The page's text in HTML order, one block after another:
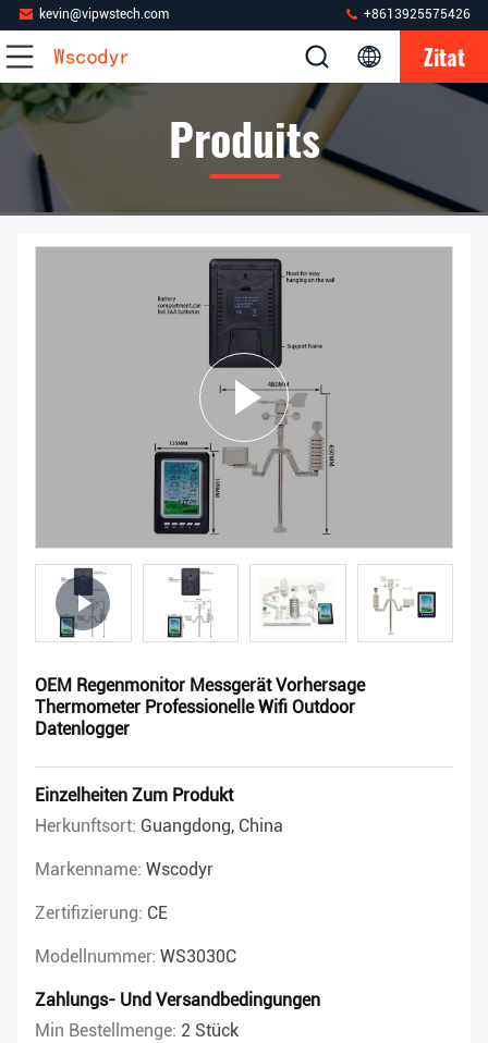
kevin@vipwstech.com +8613925575426
Zitat
Produits
OEM Regenmonitor Messgerät Vorhersage
Thermometer Professionelle Wifi Outdoor
Datenlogger
Einzelheiten Zum Produkt
Herkunftsort: Guangdong, China
Markenname: Wscodyr
Zertifizierung: CE
Modellnummer: WS3030C
Zahlungs- Und Versandbedingungen
Min Bestellmenge: 2 Stück